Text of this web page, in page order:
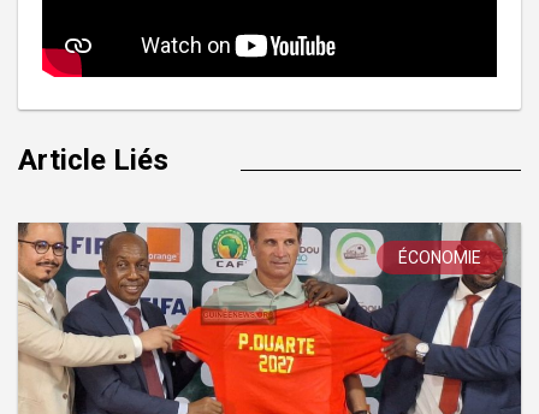
Article Liés
ÉCONOMIE